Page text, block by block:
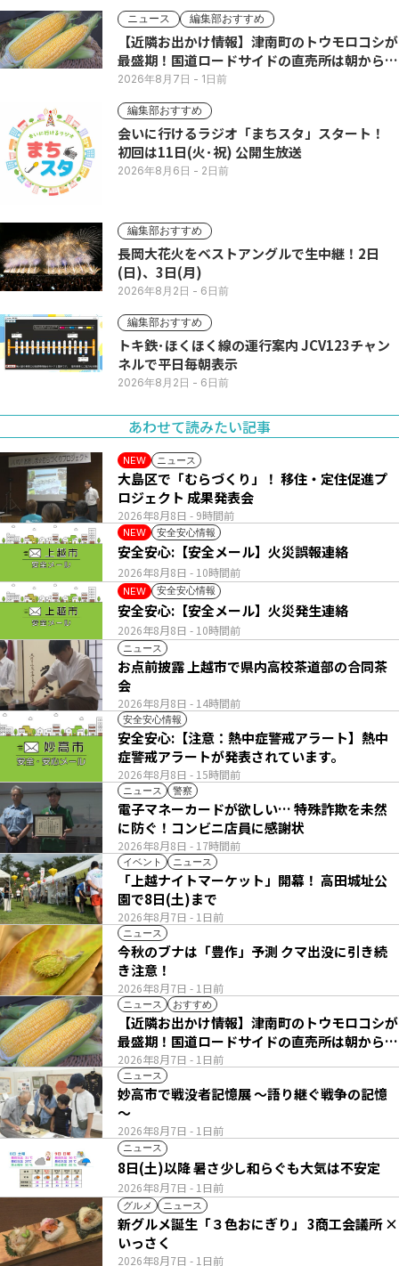
ニュース 編集部おすすめ
【近隣お出かけ情報】津南町のトウモロコシが
最盛期！国道ロードサイドの直売所は朝から長
い列
2026年8月7日 - 1日前
編集部おすすめ
会いに行けるラジオ「まちスタ」スタート！
初回は11日(火･祝) 公開生放送
2026年8月6日 - 2日前
編集部おすすめ
長岡大花火をベストアングルで生中継！2日
(日)、3日(月)
2026年8月2日 - 6日前
編集部おすすめ
トキ鉄･ほくほく線の運行案内 JCV123チャン
ネルで平日毎朝表示
2026年8月2日 - 6日前
あわせて読みたい記事
NEW ニュース
2026年8月8日 - 9時間前
大島区で「むらづくり」！ 移住・定住促進プ
ロジェクト 成果発表会
NEW 安全安心情報
2026年8月8日 - 10時間前
安全安心:【安全メール】火災誤報連絡
NEW 安全安心情報
2026年8月8日 - 10時間前
安全安心:【安全メール】火災発生連絡
ニュース
2026年8月8日 - 14時間前
お点前披露 上越市で県内高校茶道部の合同茶
会
安全安心情報
2026年8月8日 - 15時間前
安全安心:【注意：熱中症警戒アラート】熱中
症警戒アラートが発表されています。
ニュース 警察
2026年8月8日 - 17時間前
電子マネーカードが欲しい… 特殊詐欺を未然
に防ぐ！コンビニ店員に感謝状
イベント ニュース
2026年8月7日 - 1日前
「上越ナイトマーケット」開幕！ 高田城址公
園で8日(土)まで
ニュース
2026年8月7日 - 1日前
今秋のブナは「豊作」予測 クマ出没に引き続
き注意！
ニュース おすすめ
2026年8月7日 - 1日前
【近隣お出かけ情報】津南町のトウモロコシが
最盛期！国道ロードサイドの直売所は朝から長
い列
ニュース
2026年8月7日 - 1日前
妙高市で戦没者記憶展 ～語り継ぐ戦争の記憶
～
ニュース
2026年8月7日 - 1日前
8日(土)以降 暑さ少し和らぐも大気は不安定
グルメ ニュース
2026年8月7日 - 1日前
新グルメ誕生「３色おにぎり」 3商工会議所 ×
いっさく